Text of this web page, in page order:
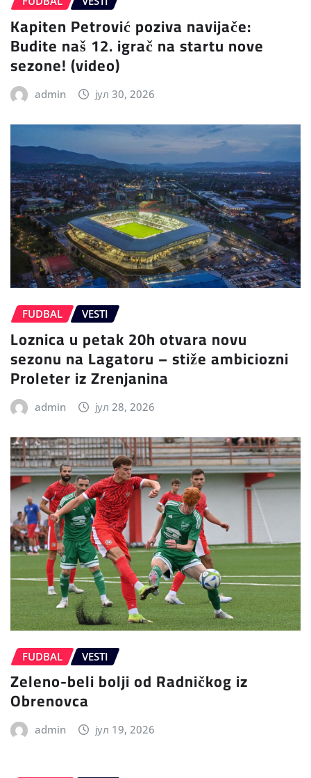
Kapiten Petrović poziva navijače:
Budite naš 12. igrač na startu nove
sezone! (video)
admin јул 30, 2026
FUDBAL VESTI
Loznica u petak 20h otvara novu
sezonu na Lagatoru – stiže ambiciozni
Proleter iz Zrenjanina
admin јул 28, 2026
FUDBAL VESTI
Zeleno-beli bolji od Radničkog iz
Obrenovca
admin јул 19, 2026